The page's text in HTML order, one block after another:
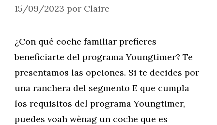
15/09/2023 por Claire
¿Con qué coche familiar prefieres
beneficiarte del programa Youngtimer? Te
presentamos las opciones. Si te decides por
una ranchera del segmento E que cumpla
los requisitos del programa Youngtimer,
puedes voah wènag un coche que es